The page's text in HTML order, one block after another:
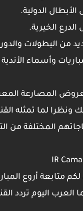
الدولية.
الخيرية.
من البطولات
وأسماء
المصارعة
ونظرا لما تمثله
المختلفة
متابعة أروع
اليوم تردد